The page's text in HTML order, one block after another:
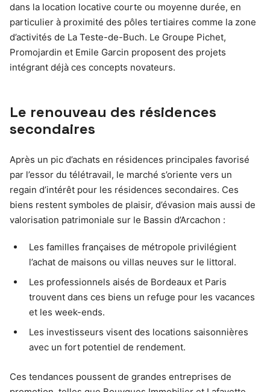
dans la location locative courte ou moyenne durée, en
particulier à proximité des pôles tertiaires comme la zone
d’activités de La Teste-de-Buch. Le Groupe Pichet,
Promojardin et Emile Garcin proposent des projets
intégrant déjà ces concepts novateurs.
Le renouveau des résidences
secondaires
Après un pic d’achats en résidences principales favorisé
par l’essor du télétravail, le marché s’oriente vers un
regain d’intérêt pour les résidences secondaires. Ces
biens restent symboles de plaisir, d’évasion mais aussi de
valorisation patrimoniale sur le Bassin d’Arcachon :
Les familles françaises de métropole privilégient
l’achat de maisons ou villas neuves sur le littoral.
Les professionnels aisés de Bordeaux et Paris
trouvent dans ces biens un refuge pour les vacances
et les week-ends.
Les investisseurs visent des locations saisonnières
avec un fort potentiel de rendement.
Ces tendances poussent de grandes entreprises de